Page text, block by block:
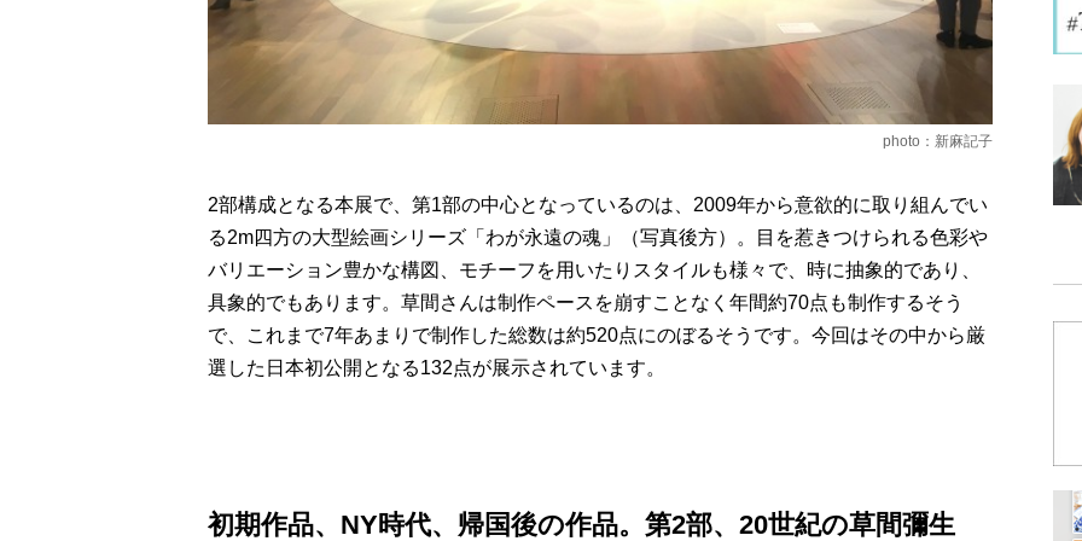
photo：新麻記子
2部構成となる本展で、第1部の中心となっているのは、2009年から意欲的に取り組んでい
る2m四方の大型絵画シリーズ「わが永遠の魂」（写真後方）。目を惹きつけられる色彩や
バリエーション豊かな構図、モチーフを用いたりスタイルも様々で、時に抽象的であり、
具象的でもあります。草間さんは制作ペースを崩すことなく年間約70点も制作するそう
で、これまで7年あまりで制作した総数は約520点にのぼるそうです。今回はその中から厳
選した日本初公開となる132点が展示されています。
初期作品、NY時代、帰国後の作品。第2部、20世紀の草間彌生